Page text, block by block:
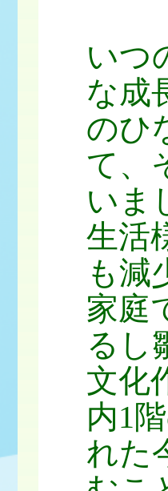
いつ
な成
のひ
て、
いま
生活
も減
家庭
るし
文化
内1
れた